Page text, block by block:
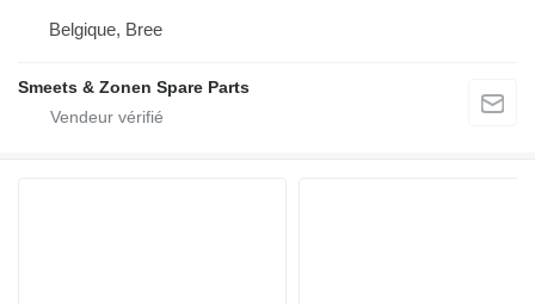
Belgique, Bree
Smeets & Zonen Spare Parts